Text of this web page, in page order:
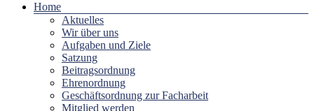
Home
Aktuelles
Wir über uns
Aufgaben und Ziele
Satzung
Beitragsordnung
Ehrenordnung
Geschäftsordnung zur Facharbeit
Mitglied werden